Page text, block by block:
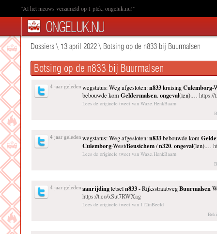
“Al het nieuws verzameld op 1 plek, ongeluk.nu!”
Dossiers\ 13 april 2022\ Botsing op de n833 bij Buurmalsen
Botsing op de n833 bij Buurmalsen
4 jaar geleden wegstatus: Weg afgesloten:n833kruisingCulemborg-
bebouwde kom Geldermalsen. ongeval(len).… https://
Lees de originele tweet van Waze.HenkBaarn
4 jaar geleden wegstatus: Weg afgesloten:n833bebouwde kom
Culemborg-West/Beusichem/n320. ongeval(len).…
Lees de originele tweet van Waze.HenkBaarn
4 jaar geleden aanrijdingletseln833- RijksstraatwegBuurmalsen
https://t.co/xSut7RWXag
Lees de originele tweet van 112inBeeld